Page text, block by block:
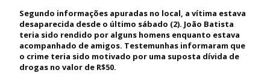
Segundo informações apuradas no local, a vítima estava
desaparecida desde o último sábado (2). João Batista
teria sido rendido por alguns homens enquanto estava
acompanhado de amigos. Testemunhas informaram que
o crime teria sido motivado por uma suposta dívida de
drogas no valor de R$50.